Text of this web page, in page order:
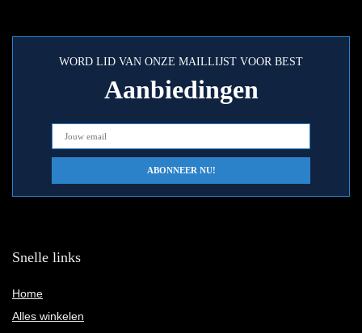
WORD LID VAN ONZE MAILLIJST VOOR BEST
Aanbiedingen
Snelle links
Home
Alles winkelen